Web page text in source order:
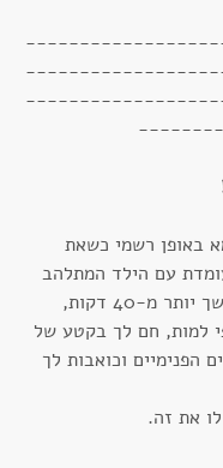
באופן רשמי כשאת
עם הילד המתלהב
שלך ליד מנוף, במשך יותר מ-40 דקות,
למות, חם לך בקטע של
הפנימיים וכואבות לך
את זה.